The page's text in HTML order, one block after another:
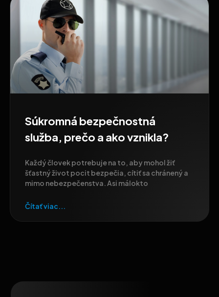
Súkromná bezpečnostná
služba, prečo a ako vznikla?
Každý človek potrebuje na to, aby mohol žiť
šťastný život pocit bezpečia, cítiť sa chránený a
mimo nebezpečenstva. Asi málokto
Čítať viac...